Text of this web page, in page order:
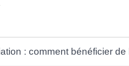
: comment bénéficier